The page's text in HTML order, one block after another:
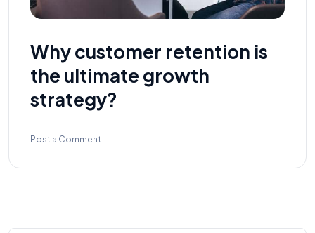
Why customer retention is
the ultimate growth
strategy?
Post a Comment